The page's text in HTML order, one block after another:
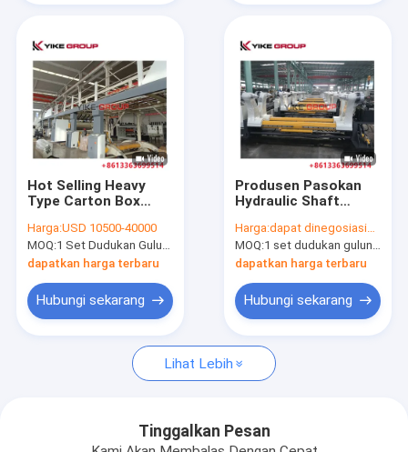
Hot Selling Heavy
Type Carton Box
Hydraulic Mill Roll
Stand Mesin
Harga:USD 10500-40000
MOQ:1 Set Dudukan Gulungan Pabrik Hidrolik
dapatkan harga terbaru
Hubungi sekarang
Produsen Pasokan
Hydraulic Shaft
Stand Untuk 3/5/7Ply
Corrugated
Paperboard Produksi
Harga:dapat dinegosiasikan
MOQ:1 set dudukan gulungan pabrik hidrolik
dapatkan harga terbaru
Hubungi sekarang
Lihat Lebih
Tinggalkan Pesan